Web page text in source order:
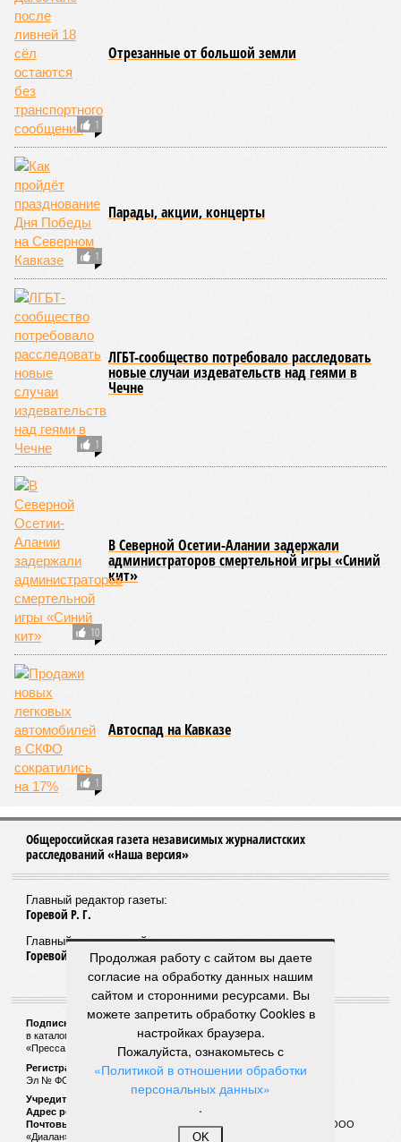
1
Отрезанные от большой земли
1
Парады, акции, концерты
1
ЛГБТ-сообщество потребовало расследовать
новые случаи издевательств над геями в
Чечне
10
В Северной Осетии-Алании задержали
администраторов смертельной игры «Синий
кит»
1
Автоспад на Кавказе
Общероссийская газета независимых журналистских
расследований «Наша версия»
Главный редактор газеты:
Горевой Р. Г.
Главный редактор сайта:
Горевой Р. Г.
Подписной индекс газеты «Наша версия»:
в каталоге «Почта России» —99266
«Пресса России» (зелёный) —41522
Регистрационный номер Роскомнадзора
Эл № ФС77-53847 от 26.04.2013.
Учредитель ООО «Версия»
Адрес редакции:
123100, Россия, Москва, улица 1905 года, 7с1
Почтовый адрес редакции:
123022, Россия, Москва, а/я 29. для ООО
«Диалан»
Продолжая работу с сайтом вы даете
согласие на обработку данных нашим
сайтом и сторонними ресурсами. Вы
можете запретить обработку Cookies в
настройках браузера.
Пожалуйста, ознакомьтесь с
«Политикой в отношении обработки
персональных данных»
.
OK